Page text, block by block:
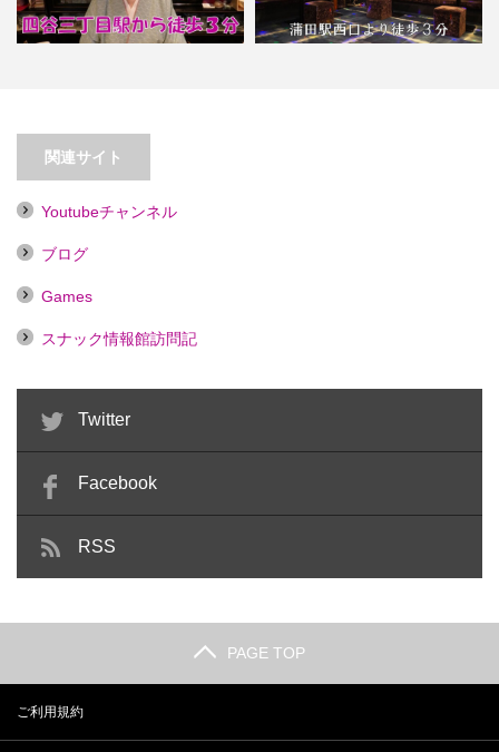
【四谷三丁目】ふみ
関連サイト
Youtubeチャンネル
ブログ
Games
スナック情報館訪問記
Twitter
Facebook
RSS
PAGE TOP
ご利用規約